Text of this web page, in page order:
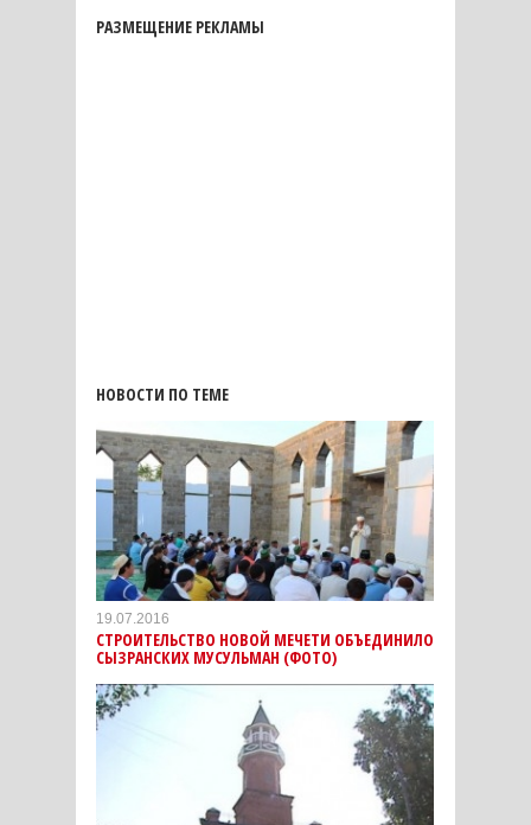
РАЗМЕЩЕНИЕ РЕКЛАМЫ
НОВОСТИ ПО ТЕМЕ
19.07.2016
СТРОИТЕЛЬСТВО НОВОЙ МЕЧЕТИ ОБЪЕДИНИЛО
СЫЗРАНСКИХ МУСУЛЬМАН (ФОТО)